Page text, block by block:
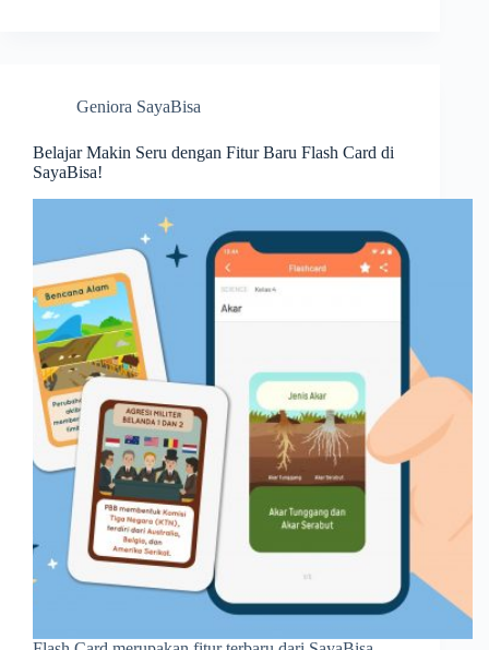
Geniora SayaBisa
Belajar Makin Seru dengan Fitur Baru Flash Card di
SayaBisa!